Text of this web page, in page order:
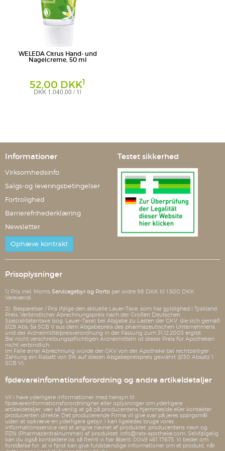
WELEDA Citrus Hand- und
Nagelcreme, 50 ml
52,00 DKK1
DKK 1.040,00 / 1l
Informationer
Virksomhedsinfo
Salgs-og leveringsbetingelser
Fortrolighed
Barrierefrihederklæring
Newsletter
Ophæve kontrakt
Testet sikkerhed
Prisoplysninger
1) Pris inkl. Moms Servicegebyr og Porto per ordre 98 DKK til 1.500 DKK
Vareværdi.
2) Besparelser / Pris ifølge den aktuelle Lauer-Taxe, som har gyldighed i Tyskland.
Preis: Verbindlicher Abrechnungspreis nach der Großen Deutschen
Spezialitätentaxe (sog. Lauer-Taxe) bei Abgabe zu Lasten der GKV, die sich gemäß
§129 Abs. 5a SGB V aus dem Abgabepreis des pharmazeutischen Unternehmens
und der Arzneimittelpreisverordnung in der Fassung zum 31.12.2003 ergibt.
Bei nicht verschreibungspflichtigen Arzneimitteln ist dieser Preis für Apotheken
nicht verbindlich.
Im Falle einer Abrechnung würde der GKV von der Apotheke bei rechtzeitiger
Zahlung ein Rabatt von 5% auf diesen Abgabepreispreis gewährt (§130 Absatz 1
SGB V).
fødevareinfomationsforordning og andre artikeldetaljer
Vil i have yderligere informationer med hensyn til
fødevareinformationsforordningner eller oplysninger om yderligere
artikeldetaljer, vær så venlig at gå på producentens hjemmeside eller kontakter
producenten direkte. Det producerende Firma vil give svar på jeres spørgsmål
uden at opkræve en yderligere gebyr. I kan ligeledes bruge vores
informationsservice ved at angive navnet af produktet, producentens navn og
PZN (Pharmazentralnummer) af produktet: info@rats-apotheke.com. Selvfølgelig
kan du også kontaktere os, så fremt vi har åbent: 0049 461 17673. Vi beder om
forståelse for, at vi først kan give fuldstændige informationer om et produkt, når